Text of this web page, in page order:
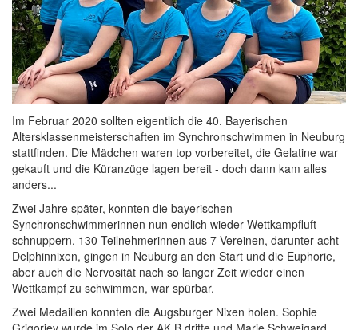
Im Februar 2020 sollten eigentlich die 40. Bayerischen
Altersklassenmeisterschaften im Synchronschwimmen in Neuburg
stattfinden. Die Mädchen waren top vorbereitet, die Gelatine war
gekauft und die Küranzüge lagen bereit - doch dann kam alles
anders...
Zwei Jahre später, konnten die bayerischen
Synchronschwimmerinnen nun endlich wieder Wettkampfluft
schnuppern. 130 Teilnehmerinnen aus 7 Vereinen, darunter acht
Delphinnixen, gingen in Neuburg an den Start und die Euphorie,
aber auch die Nervosität nach so langer Zeit wieder einen
Wettkampf zu schwimmen, war spürbar.
Zwei Medaillen konnten die Augsburger Nixen holen. Sophie